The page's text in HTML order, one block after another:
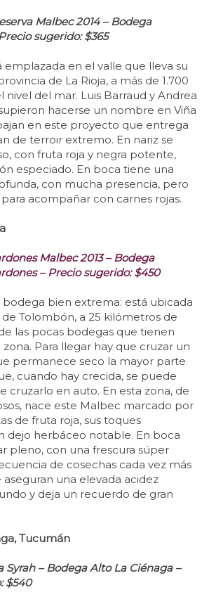
Malbec 2014 – Bodega
sugerido: $365
emplazada en el valle que lleva su
de La Rioja, a más de 1.700
nivel del mar. Luis Barraud y Andrea
hacerse un nombre en Viña
en este proyecto que entrega
de terroir extremo. En nariz se
con fruta roja y negra potente,
especiado. En boca tiene una
con mucha presencia, pero
acompañar con carnes rojas.
Malbec 2013 – Bodega
– Precio sugerido: $450
bodega bien extrema: está ubicada
Tolombón, a 25 kilómetros de
las pocas bodegas que tienen
Para llegar hay que cruzar un
permanece seco la mayor parte
cuando hay crecida, se puede
cruzarlo en auto. En esta zona, de
nace este Malbec marcado por
de fruta roja, sus toques
dejo herbáceo notable. En boca
pleno, con una frescura súper
de cosechas cada vez más
una elevada acidez
y deja un recuerdo de gran
Tucumán
Syrah – Bodega Alto La Ciénaga –
$540